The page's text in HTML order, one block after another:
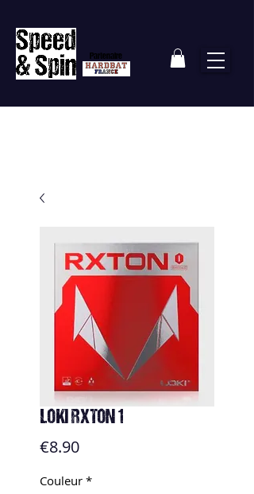
Partenaire
LOKI RXTON 1
€8.90Price
Couleur *